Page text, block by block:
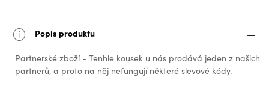
Popis produktu
Partnerské zboží - Tenhle kousek u nás prodává jeden z našich
partnerů, a proto na něj nefungují některé slevové kódy.